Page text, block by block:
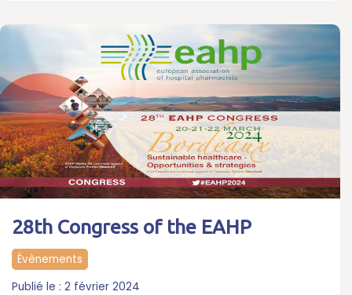
28th Congress of the EAHP
Évènements
2 février 2024